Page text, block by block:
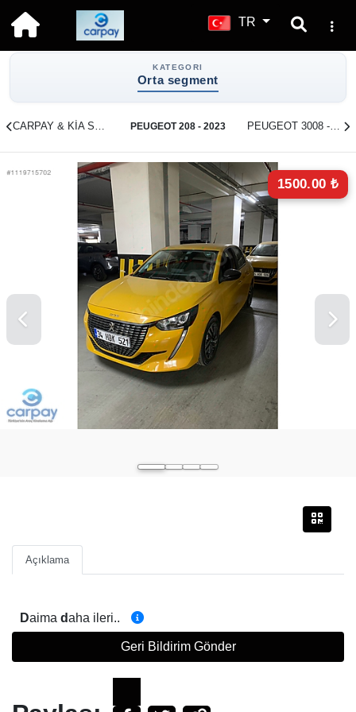
TR
KATEGORI
Orta segment
CARPAY & KİA SPORTAGE & 2023 PEUGEOT 208 - 2023 PEUGEOT 3008 - 2022
1500.00 ₺
Açıklama
Daima daha ileri..
Geri Bildirim Gönder